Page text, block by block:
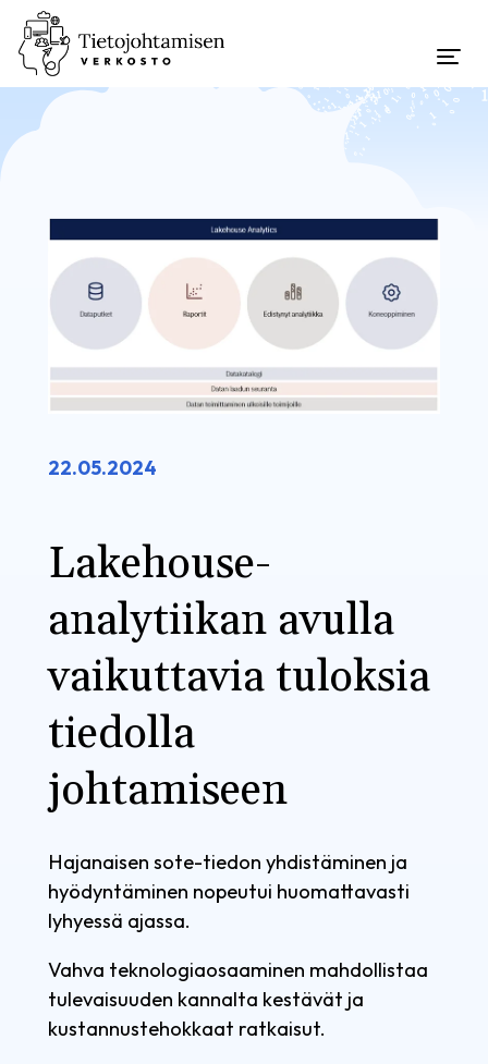
22.05.2024
Lakehouse-
analytiikan avulla
vaikuttavia tuloksia
tiedolla
johtamiseen
Hajanaisen sote-tiedon yhdistäminen ja
hyödyntäminen nopeutui huomattavasti
lyhyessä ajassa.
Vahva teknologiaosaaminen mahdollistaa
tulevaisuuden kannalta kestävät ja
kustannustehokkaat ratkaisut.